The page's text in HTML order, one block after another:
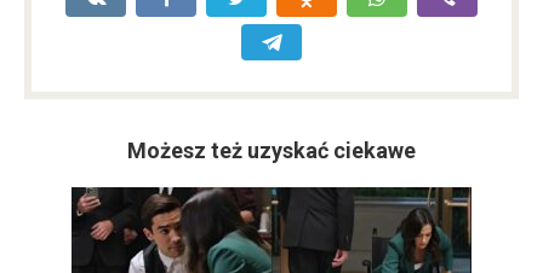
Możesz też uzyskać ciekawe